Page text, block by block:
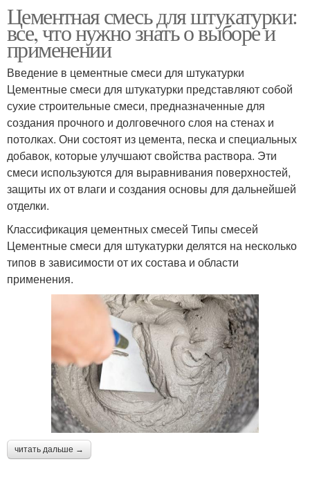
Цементная смесь для штукатурки:
все, что нужно знать о выборе и
применении
Введение в цементные смеси для штукатурки
Цементные смеси для штукатурки представляют собой
сухие строительные смеси, предназначенные для
создания прочного и долговечного слоя на стенах и
потолках. Они состоят из цемента, песка и специальных
добавок, которые улучшают свойства раствора. Эти
смеси используются для выравнивания поверхностей,
защиты их от влаги и создания основы для дальнейшей
отделки.
Классификация цементных смесей Типы смесей
Цементные смеси для штукатурки делятся на несколько
типов в зависимости от их состава и области
применения.
читать дальше →